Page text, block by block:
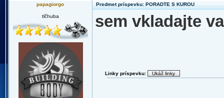
papagiorgo Predmet príspevku: PORADTE S KUROU
tlčhuba sem vkladajte
Linky príspevku: